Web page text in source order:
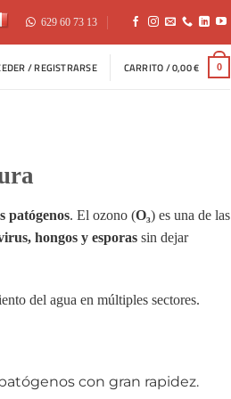
629 60 73 13
/ REGISTRARSE CARRITO /0,00€ 0
patógenos. El ozono (O₃) es una de las
hongos y esporas sin dejar
del agua en múltiples sectores.
con gran rapidez.